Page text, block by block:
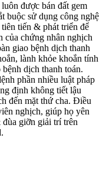
được bán đất gem
buộc sử dụng công nghệ
tiến & phát triển để
của chứng nhân nghịch
giao bệnh dịch thanh
lành khỏe khoắn tính
dịch thanh toán.
phần nhiều luật pháp
định không tiết lậu
đến mặt thứ cha. Điều
nghịch, giúp họ yên
giỡn giải trí trên